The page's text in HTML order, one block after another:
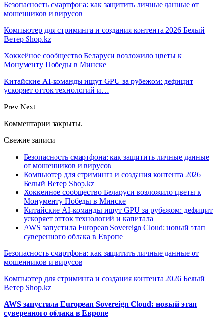
Безопасность смартфона: как защитить личные данные от
мошенников и вирусов
Компьютер для стриминга и создания контента 2026 Белый
Ветер Shop.kz
Хоккейное сообщество Беларуси возложило цветы к
Монументу Победы в Минске
Китайские AI-команды ищут GPU за рубежом: дефицит
ускоряет отток технологий и…
Prev Next
Комментарии закрыты.
Свежие записи
Безопасность смартфона: как защитить личные данные
от мошенников и вирусов
Компьютер для стриминга и создания контента 2026
Белый Ветер Shop.kz
Хоккейное сообщество Беларуси возложило цветы к
Монументу Победы в Минске
Китайские AI-команды ищут GPU за рубежом: дефицит
ускоряет отток технологий и капитала
AWS запустила European Sovereign Cloud: новый этап
суверенного облака в Европе
Безопасность смартфона: как защитить личные данные от
мошенников и вирусов
Компьютер для стриминга и создания контента 2026 Белый
Ветер Shop.kz
AWS запустила European Sovereign Cloud: новый этап
суверенного облака в Европе